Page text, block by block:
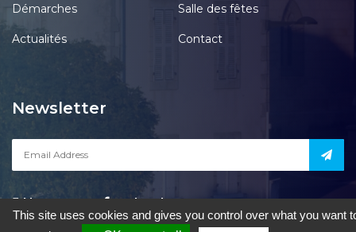
Démarches Salle des fêtes
Actualités Contact
Newsletter
Notre page acebook
This site uses cookies and gives you control over what you want